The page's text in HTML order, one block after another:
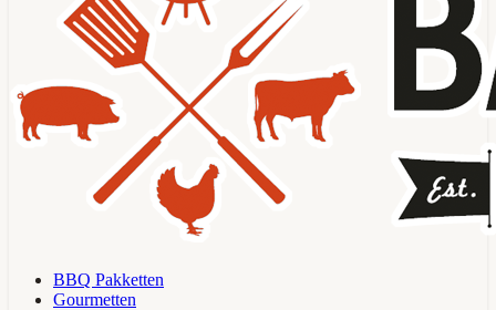
BBQ Pakketten
Gourmetten